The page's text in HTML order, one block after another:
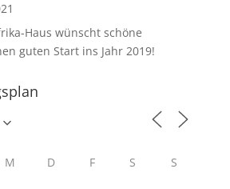
Haus wünscht schöne
guten Start ins Jahr 2019!
M D F S S